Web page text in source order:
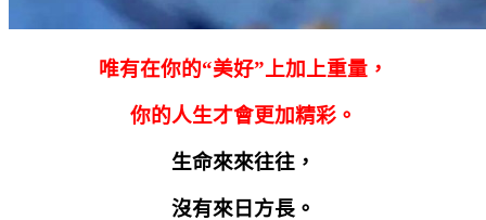
唯有在你的“美好”上加上重量，
你的人生才會更加精彩。
生命來來往往，
沒有來日方長。